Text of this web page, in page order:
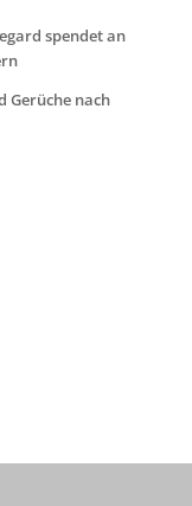
spendet an
Gerüche nach